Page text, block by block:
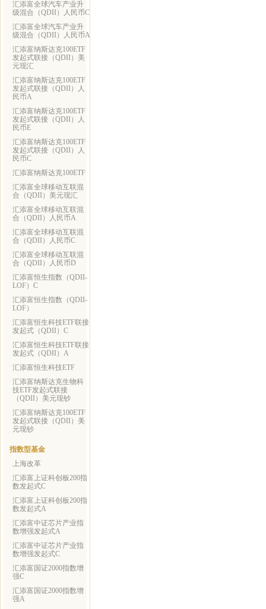
汇添富全球汽车产业升
级混合（QDII）人民币C
汇添富全球汽车产业升
级混合（QDII）人民币A
汇添富纳斯达克100ETF
发起式联接（QDII）美
元现汇
汇添富纳斯达克100ETF
发起式联接（QDII）人
民币A
汇添富纳斯达克100ETF
发起式联接（QDII）人
民币E
汇添富纳斯达克100ETF
发起式联接（QDII）人
民币C
汇添富纳斯达克100ETF
汇添富全球移动互联混
合（QDII）美元现汇
汇添富全球移动互联混
合（QDII）人民币A
汇添富全球移动互联混
合（QDII）人民币C
汇添富全球移动互联混
合（QDII）人民币D
汇添富恒生指数（QDII-
LOF）C
汇添富恒生指数（QDII-
LOF）
汇添富恒生科技ETF联接
发起式（QDII）C
汇添富恒生科技ETF联接
发起式（QDII）A
汇添富恒生科技ETF
汇添富纳斯达克生物科
技ETF发起式联接
（QDII）美元现钞
汇添富纳斯达克100ETF
发起式联接（QDII）美
元现钞
指数型基金
上海改革
汇添富上证科创板200指
数发起式C
汇添富上证科创板200指
数发起式A
汇添富中证芯片产业指
数增强发起式A
汇添富中证芯片产业指
数增强发起式C
汇添富国证2000指数增
强C
汇添富国证2000指数增
强A